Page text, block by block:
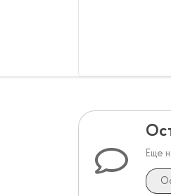
Еще